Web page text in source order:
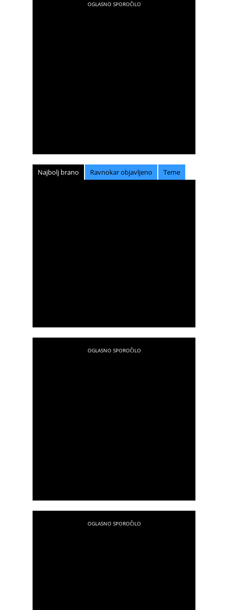
Najbolj brano Ravnokar objavljeno Teme